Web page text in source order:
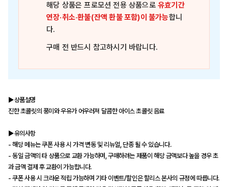
해당 상품은프로모션 전용 상품으로유효기간
연장·취소·환불(잔액 환불 포함)이 불가능합니
다.
구매 전 반드시 참고하시기 바랍니다.
▶상품설명
진한 초콜릿의 풍미와 우유가 어우러져 달콤한 아이스 초콜릿 음료
▶유의사항
- 해당 메뉴는 쿠폰 사용 시 가격 변동 및 리뉴얼, 단종 될 수 있습니다.
- 동일 금액의 타 상품으로 교환 가능하며, 구매하려는 제품이 해당 금액보다 높을 경우 초
과 금액 결제 후 교환이 가능합니다.
- 쿠폰 사용 시 크라운 적립 가능하며 기타 이벤트/할인은 할리스 본사의 규정에 따릅니다.